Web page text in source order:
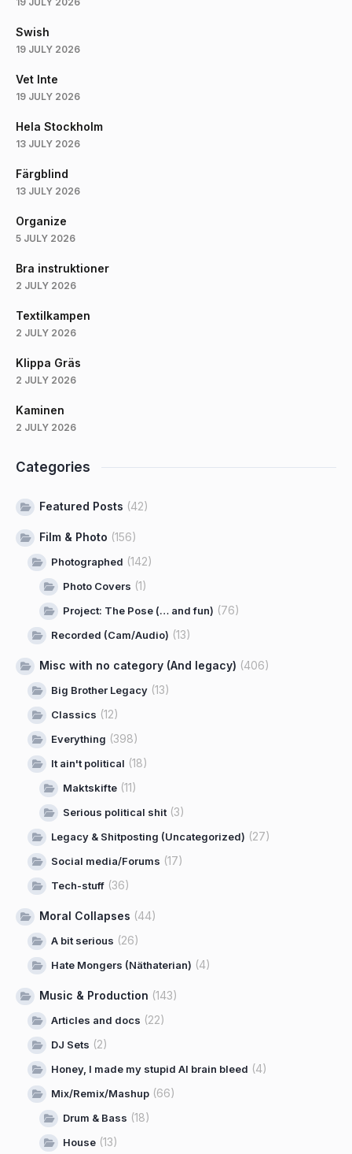
Swish
19 JULY 2026
Vet Inte
19 JULY 2026
Hela Stockholm
13 JULY 2026
Färgblind
13 JULY 2026
Organize
5 JULY 2026
Bra instruktioner
2 JULY 2026
Textilkampen
2 JULY 2026
Klippa Gräs
2 JULY 2026
Kaminen
2 JULY 2026
Categories
Featured Posts (42)
Film & Photo (156)
Photographed (142)
Photo Covers (1)
Project: The Pose (… and fun) (76)
Recorded (Cam/Audio) (13)
Misc with no category (And legacy) (406)
Big Brother Legacy (13)
Classics (12)
Everything (398)
It ain't political (18)
Maktskifte (11)
Serious political shit(3)
Legacy & Shitposting (Uncategorized) (27)
Social media/Forums (17)
Tech-stuff (36)
Moral Collapses (44)
A bit serious (26)
Hate Mongers (Näthaterian) (4)
Music & Production (143)
Articles and docs (22)
DJ Sets (2)
Honey, I made my stupid AI brain bleed (4)
Mix/Remix/Mashup (66)
Drum & Bass (18)
House (13)